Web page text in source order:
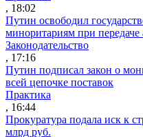
, 18:02
Путин освободил
миноритариям при передаче
Законодательство
, 17:16
Путин подписал закон о
всей цепочке поставок
Практика
, 16:44
Прокуратура подала иск к
млрд руб.